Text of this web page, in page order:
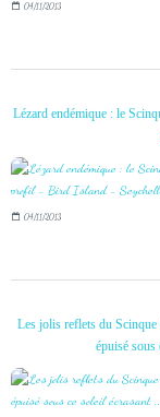
04/11/2013
Lézard endémique : le
04/11/2013
Les jolis reflets du Scinque
épuisé